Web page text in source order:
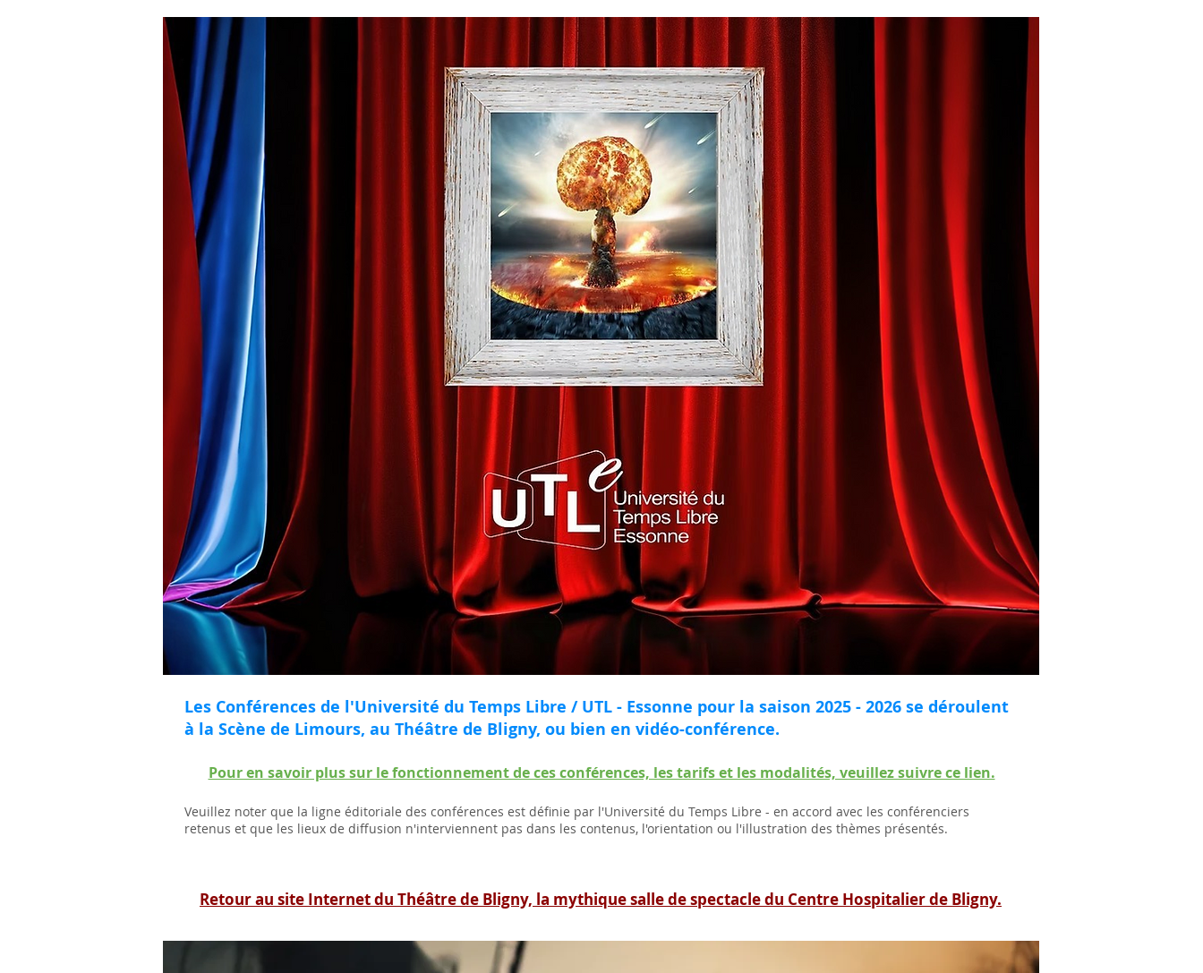
Les Conférences de l'Université du Temps Libre / UTL - Essonne pour la saison 2025 - 2026 se déroulent
à la Scène de Limours, au Théâtre de Bligny, ou bien en vidéo-conférence.
Pour en savoir plus sur le fonctionnement de ces conférences, les tarifs et les modalités, veuillez suivre ce lien.
Veuillez noter que la ligne éditoriale des conférences est définie par l'Université du Temps Libre - en accord avec les conférenciers
retenus et que les lieux de diffusion n'interviennent pas dans les contenus, l'orientation ou l'illustration des thèmes présentés.
Retour au site Internet du Théâtre de Bligny, la mythique salle de spectacle du Centre Hospitalier de Bligny.